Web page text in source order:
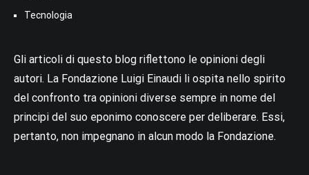
Tecnologia
Gli articoli di questo blog riflettono le opinioni degli
autori. La Fondazione Luigi Einaudi li ospita nello spirito
del confronto tra opinioni diverse sempre in nome del
principi del suo eponimo conoscere per deliberare. Essi,
pertanto, non impegnano in alcun modo la Fondazione.